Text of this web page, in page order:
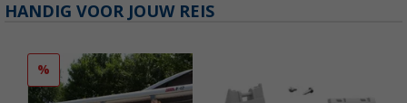
HANDIG VOOR JOUW REIS
%